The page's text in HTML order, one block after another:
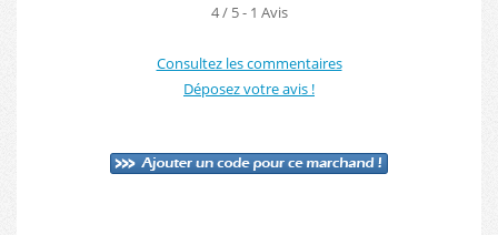
4/ 5- 1 Avis
Consultez les commentaires
Déposez votre avis !